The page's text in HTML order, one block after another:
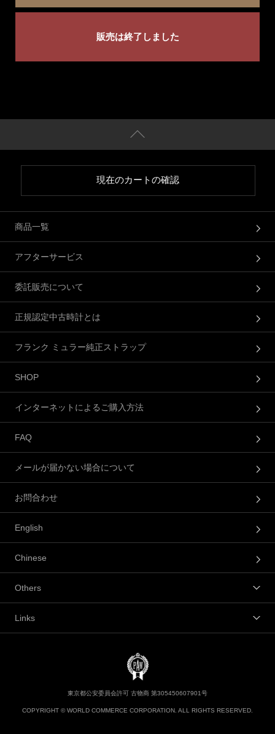
販売は終了しました
現在のカートの確認
商品一覧
アフターサービス
委託販売について
正規認定中古時計とは
フランク ミュラー純正ストラップ
SHOP
インターネットによるご購入方法
FAQ
メールが届かない場合について
お問合わせ
English
Chinese
Others
Links
東京都公安委員会許可 古物商 第305450607901号
COPYRIGHT © WORLD COMMERCE CORPORATION. ALL RIGHTS RESERVED.